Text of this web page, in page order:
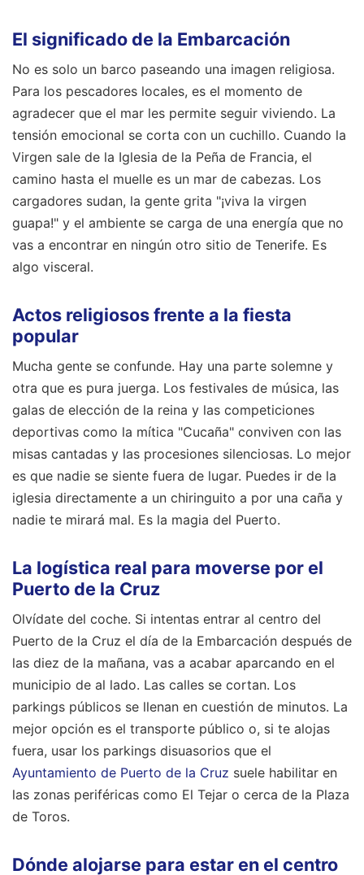
El significado de la Embarcación
No es solo un barco paseando una imagen religiosa.
Para los pescadores locales, es el momento de
agradecer que el mar les permite seguir viviendo. La
tensión emocional se corta con un cuchillo. Cuando la
Virgen sale de la Iglesia de la Peña de Francia, el
camino hasta el muelle es un mar de cabezas. Los
cargadores sudan, la gente grita "¡viva la virgen
guapa!" y el ambiente se carga de una energía que no
vas a encontrar en ningún otro sitio de Tenerife. Es
algo visceral.
Actos religiosos frente a la fiesta
popular
Mucha gente se confunde. Hay una parte solemne y
otra que es pura juerga. Los festivales de música, las
galas de elección de la reina y las competiciones
deportivas como la mítica "Cucaña" conviven con las
misas cantadas y las procesiones silenciosas. Lo mejor
es que nadie se siente fuera de lugar. Puedes ir de la
iglesia directamente a un chiringuito a por una caña y
nadie te mirará mal. Es la magia del Puerto.
La logística real para moverse por el
Puerto de la Cruz
Olvídate del coche. Si intentas entrar al centro del
Puerto de la Cruz el día de la Embarcación después de
las diez de la mañana, vas a acabar aparcando en el
municipio de al lado. Las calles se cortan. Los
parkings públicos se llenan en cuestión de minutos. La
mejor opción es el transporte público o, si te alojas
fuera, usar los parkings disuasorios que el
Ayuntamiento de Puerto de la Cruz suele habilitar en
las zonas periféricas como El Tejar o cerca de la Plaza
de Toros.
Dónde alojarse para estar en el centro